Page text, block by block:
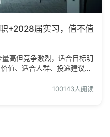
+2028届实习，值不值
高但竞争激烈，适合目标明
值、适合人群、投递建议与
100143人阅读